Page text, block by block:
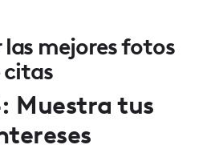
mejores fotos
citas
Muestra tus